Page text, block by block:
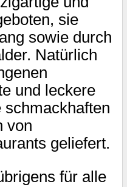
sie
sowie durch
Natürlich
und leckere
schmackhaften
von
geliefert.
für alle